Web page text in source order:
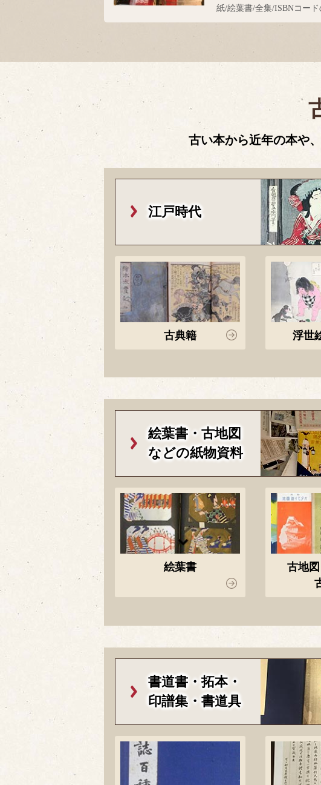
紙/絵葉書/全集/ISBNコー
古い本から近年の本や
江戸時代
古典籍 浮世
絵葉書・古地図
などの紙物資料
絵葉書
古地
書道書・拓本・
印譜集・書道具